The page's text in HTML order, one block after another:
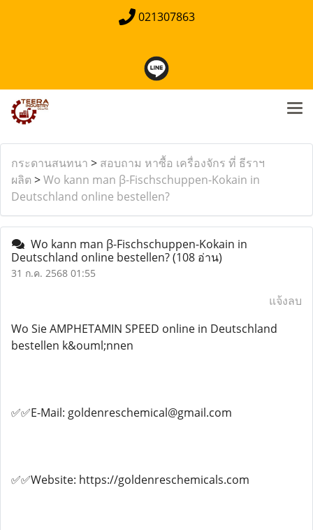
021307863
กระดานสนทนา > สอบถาม หาซื้อ เครื่องจักร ที่ ธีราฯ
ผลิต >Wo kann man β-Fischschuppen-Kokain in
Deutschland online bestellen?
Wo kann man β-Fischschuppen-Kokain in
Deutschland online bestellen?(108 อ่าน)
31 ก.ค. 2568 01:55
แจ้งลบ
Wo Sie AMPHETAMIN SPEED online in Deutschland
bestellen k&ouml;nnen
✅✅E-Mail: goldenreschemical@gmail.com
✅✅Website: https://goldenreschemicals.com